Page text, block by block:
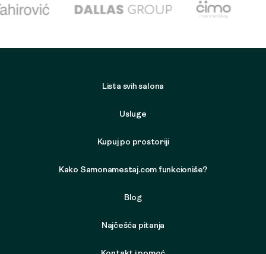
Lista svih salona
Usluge
Kupuj po prostoriji
Kako Samonamestaj.com funkcioniše?
Blog
Najčešća pitanja